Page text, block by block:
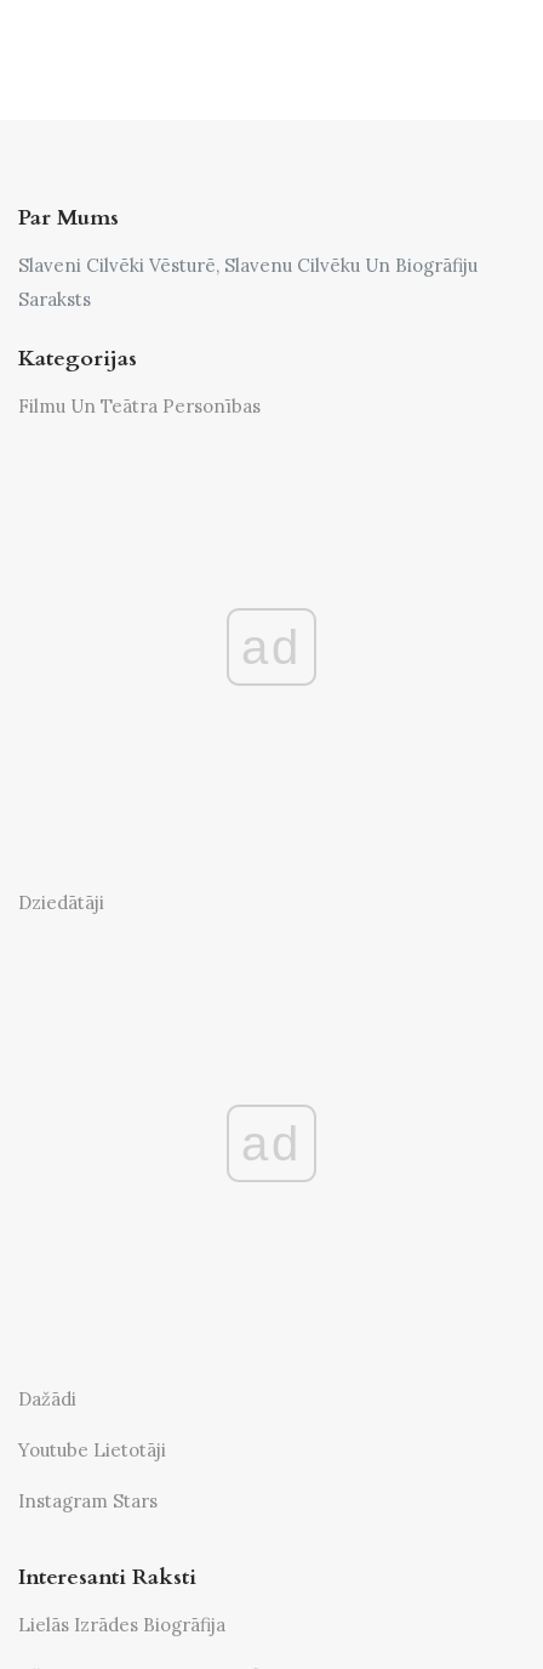
Par Mums
Slaveni Cilvēki Vēsturē, Slavenu Cilvēku Un Biogrāfiju
Saraksts
Kategorijas
Filmu Un Teātra Personības
ad
Dziedātāji
ad
Dažādi
Youtube Lietotāji
Instagram Stars
Interesanti Raksti
Lielās Izrādes Biogrāfija